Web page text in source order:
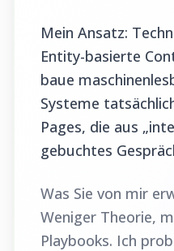
Mein Ansatz:
Entity-basierte
baue
Systeme
Pages, die aus
gebuchtes
Was Sie von mir
Weniger Theorie,
Playbooks. Ich